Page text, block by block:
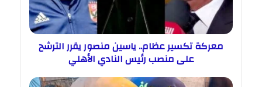
معركة تكسير عظام.. ياسين منصور يقرر الترشح
على منصب رئيس النادي الأهلي